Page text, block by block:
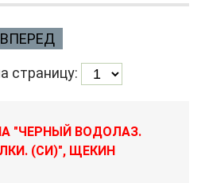
ВПЕРЕД
страницу:
"ЧЕРНЫЙ ВОДОЛАЗ.
(СИ)", ЩЕКИН